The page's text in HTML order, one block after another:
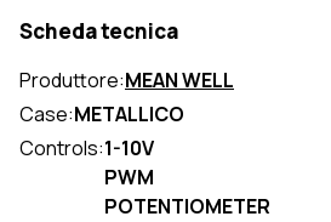
Scheda tecnica
Produttore:MEAN WELL
Case:METALLICO
Controls:1-10V
PWM
POTENTIOMETER